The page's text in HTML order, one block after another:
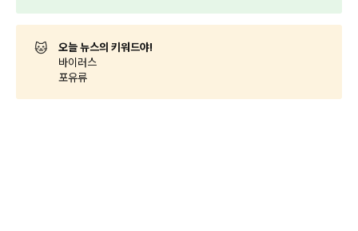
🐱
오늘 뉴스의 키워드야!
바이러스
포유류